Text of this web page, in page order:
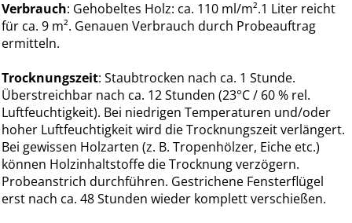
Verbrauch: Gehobeltes Holz: ca. 110 ml/m².1 Liter reicht
für ca. 9 m². Genauen Verbrauch durch Probeauftrag
ermitteln.
Trocknungszeit: Staubtrocken nach ca. 1 Stunde.
Überstreichbar nach ca. 12 Stunden (23°C / 60 % rel.
Luftfeuchtigkeit). Bei niedrigen Temperaturen und/oder
hoher Luftfeuchtigkeit wird die Trocknungszeit verlängert.
Bei gewissen Holzarten (z. B. Tropenhölzer, Eiche etc.)
können Holzinhaltstoffe die Trocknung verzögern.
Probeanstrich durchführen. Gestrichene Fensterflügel
erst nach ca. 48 Stunden wieder komplett verschießen.